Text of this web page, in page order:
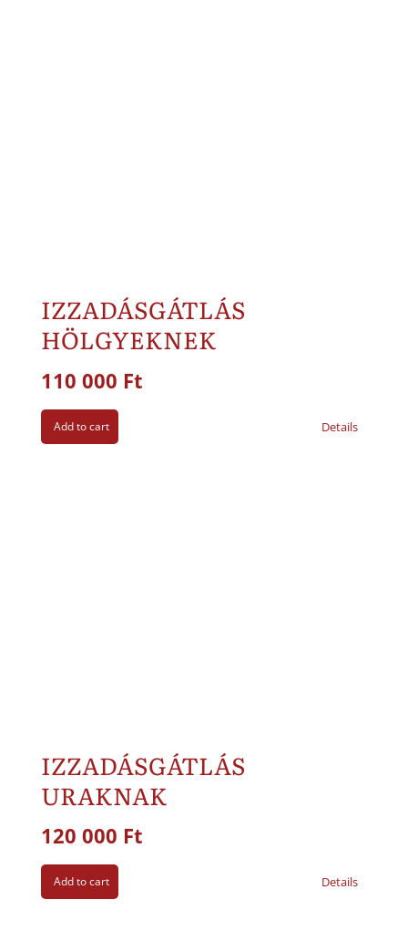
IZZADÁSGÁTLÁS
HÖLGYEKNEK
110 000 Ft
Add to cart Details
IZZADÁSGÁTLÁS
URAKNAK
120 000 Ft
Add to cart Details